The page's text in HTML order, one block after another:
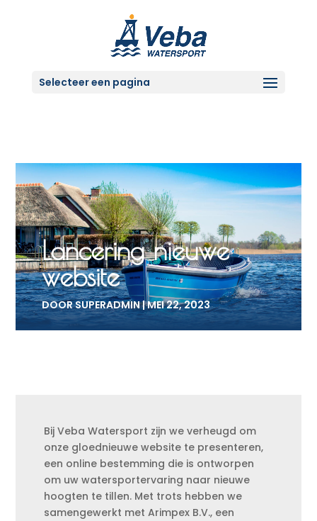
Selecteer een pagina
Lancering nieuwe
website
DOORSUPERADMIN|MEI 22, 2023
Bij Veba Watersport zijn we verheugd om
onze gloednieuwe website te presenteren,
een online bestemming die is ontworpen
om uw watersportervaring naar nieuwe
hoogten te tillen. Met trots hebben we
samengewerkt met Arimpex B.V., een